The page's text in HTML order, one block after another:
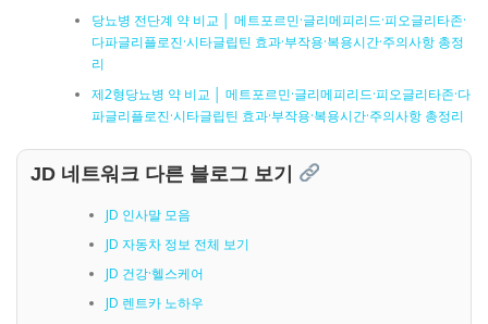
당뇨병 전단계 약 비교 │ 메트포르민·글리메피리드·피오글리타존·
다파글리플로진·시타글립틴 효과·부작용·복용시간·주의사항 총정
리
제2형당뇨병 약 비교 │ 메트포르민·글리메피리드·피오글리타존·다
파글리플로진·시타글립틴 효과·부작용·복용시간·주의사항 총정리
JD 네트워크 다른 블로그 보기
JD 인사말 모음
JD 자동차 정보 전체 보기
JD 건강·헬스케어
JD 렌트카 노하우